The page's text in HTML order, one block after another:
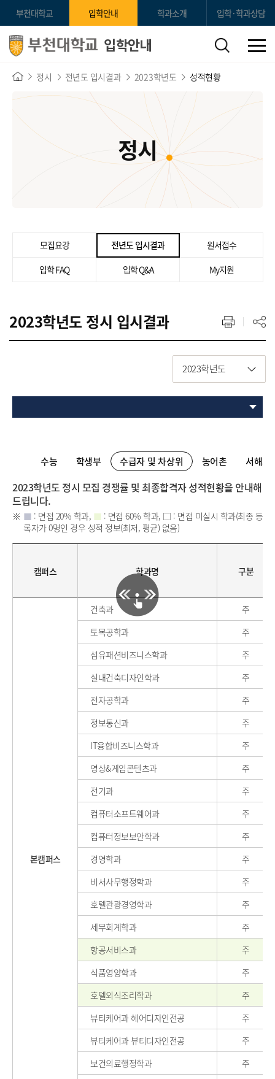
부천대학교 입학안내 학과소개 입학·학과상담
입학안내
정시 전년도 입시결과 2023학년도 성적현황
정시
모집요강 전년도 입시결과
원서접수
입학 FAQ
입학 Q&A My지원
2023학년도 정시 입시결과
2023학년도
수능 학생부 수급자 및 차상위 농어촌 서해5
2023학년도 정시 모집 경쟁률 및 최종합격자 성적현황을 안내해
드립니다.
■ : 면접 20% 학과, ■ : 면접 60% 학과, □ : 면접 미실시 학과(최종 등
록자가 0명인 경우 성적 정보(최저, 평균) 없음)
캠퍼스 학과명 구분
본캠퍼스
건축과
주
토목공학과
주
섬유패션비즈니스학과
주
실내건축디자인학과
주
전자공학과
주
정보통신과
주
IT융합비즈니스학과
주
영상&게임콘텐츠과
주
전기과
주
컴퓨터소프트웨어과
주
컴퓨터정보보안학과
주
경영학과
주
비서사무행정학과
주
호텔관광경영학과
주
세무회계학과
주
항공서비스과
주
식품영양학과
주
호텔외식조리학과
주
뷰티케어과 헤어디자인전공
주
뷰티케어과 뷰티디자인전공
주
보건의료행정학과
주